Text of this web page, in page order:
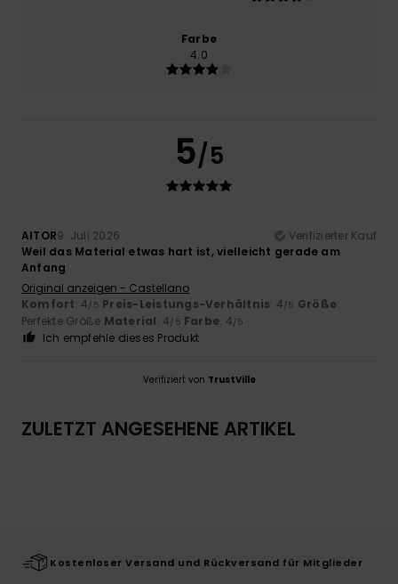
Farbe
4.0
5/5
AITOR9. Juli 2026
Verifizierter Kauf
Weil das Material etwas hart ist, vielleicht gerade am
Anfang
Original anzeigen - Castellano
Komfort: 4/5 Preis-Leistungs-Verhältnis: 4/5 Größe:
Perfekte Größe Material: 4/5 Farbe: 4/5
Ich empfehle dieses Produkt
Verifiziert von TrustVille
ZULETZT ANGESEHENE ARTIKEL
Kostenloser Versand und Rückversand für Mitglieder